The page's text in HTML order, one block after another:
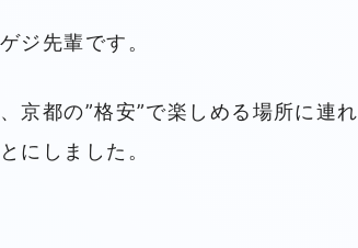
ジ先輩です。
京都の”格安”で楽しめる場所に連れ
にしました。